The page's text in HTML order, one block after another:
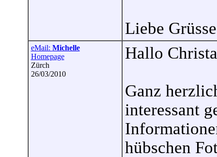
Liebe
eMail: Michelle
Homepage
Zürch
26/03/2010
Hallo Christa
Ganz
interessant
hübschen